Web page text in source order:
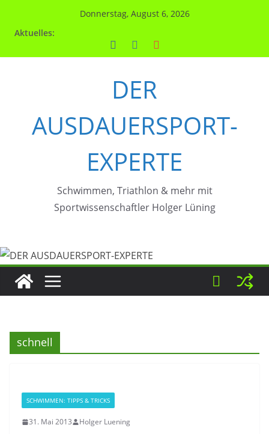
Donnerstag, August 6, 2026
Aktuelles:
DER
AUSDAUERSPORT-
EXPERTE
Schwimmen, Triathlon & mehr mit
Sportwissenschaftler Holger Lüning
schnell
SCHWIMMEN: TIPPS & TRICKS
31. Mai 2013 Holger Luening